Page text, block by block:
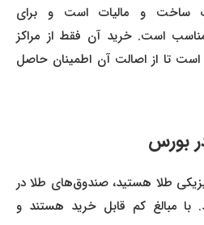
و مالیات است و برای
است. خرید آن فقط از مراکز
تا از اصالت آن اطمینان حاصل
طلا هستید، صندوق‌های طلا در
مبالغ کم قابل خرید هستند و